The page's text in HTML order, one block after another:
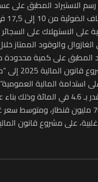
والوقود الممتاز
وفي سياق ذي
استدامة المالية
المالية رقم 60.24 للسنة